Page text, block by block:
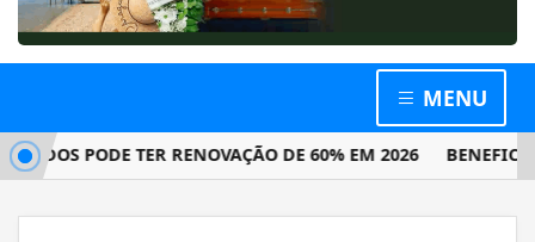
MENU
PODE TER RENOVAÇÃO DE 60% EM 2026